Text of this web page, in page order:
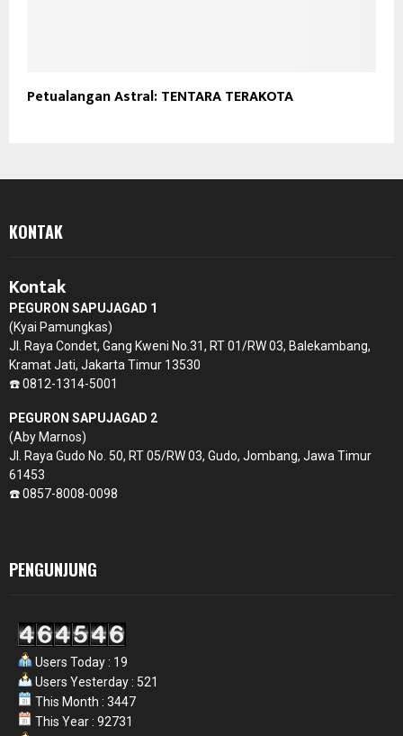
Petualangan Astral: TENTARA TERAKOTA
KONTAK
Kontak
PEGURON SAPUJAGAD 1
(Kyai Pamungkas)
Jl. Raya Condet, Gang Kweni No.31, RT 01/RW 03, Balekambang,
Kramat Jati, Jakarta Timur 13530
☎️ 0812-1314-5001
PEGURON SAPUJAGAD 2
(Aby Marnos)
Jl. Raya Gudo No. 50, RT 05/RW 03, Gudo, Jombang, Jawa Timur
61453
☎️ 0857-8008-0098
PENGUNJUNG
Users Today : 19
Users Yesterday : 521
This Month : 3447
This Year : 92731